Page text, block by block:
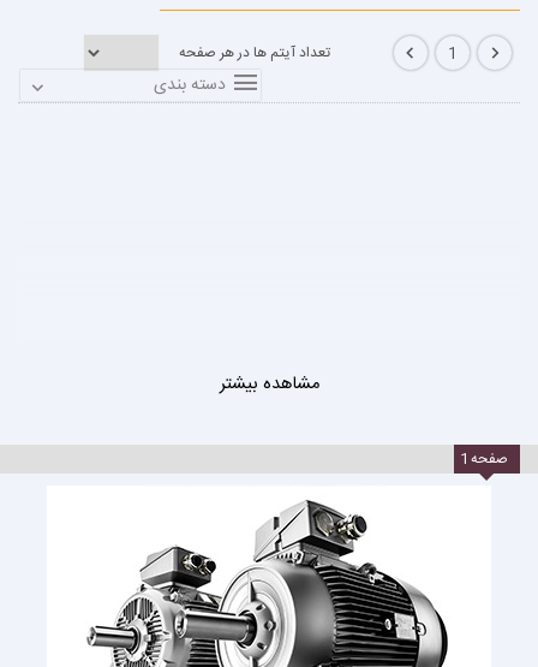
1 تعداد آیتم ها در هر صفحه
دسته بندی
مشاهده بیشتر
صفحه 1